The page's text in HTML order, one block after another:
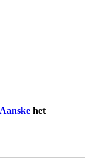
Aanske het